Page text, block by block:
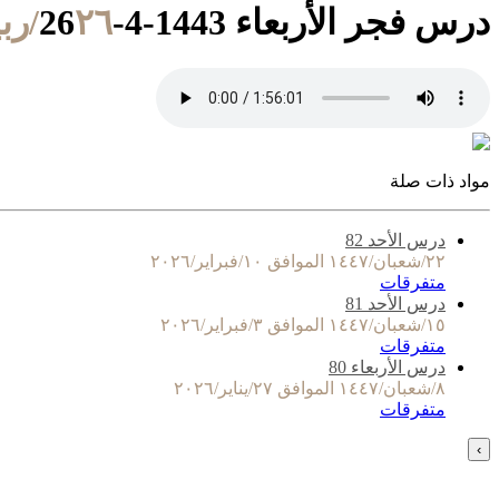
درس فجر الأربعاء 1443-4-26 ٢٦/ربيع الثاني/١٤٤٣ الموافق ١/ديسمبر/٢٠٢١
مواد ذات صلة
درس الأحد 82
٢٢/شعبان/١٤٤٧ الموافق ١٠/فبراير/٢٠٢٦
متفرقات
درس الأحد 81
١٥/شعبان/١٤٤٧ الموافق ٣/فبراير/٢٠٢٦
متفرقات
درس الأربعاء 80
٨/شعبان/١٤٤٧ الموافق ٢٧/يناير/٢٠٢٦
متفرقات
›